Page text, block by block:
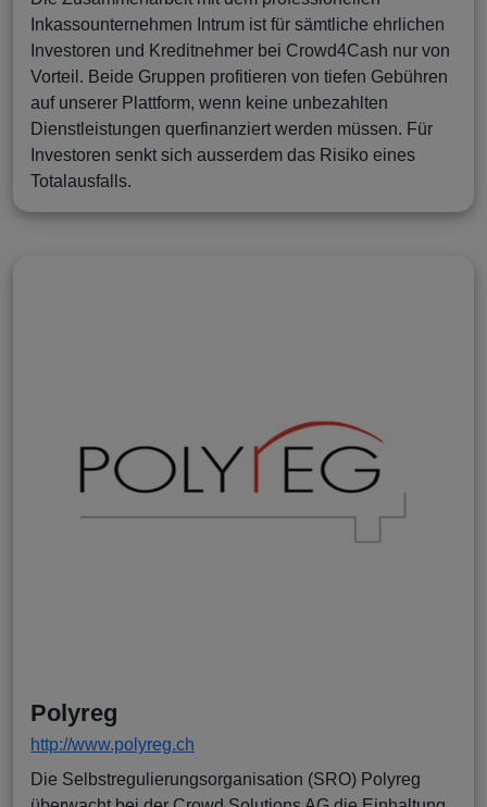
Inkassounternehmen Intrum ist für sämtliche ehrlichen
Investoren und Kreditnehmer bei Crowd4Cash nur von
Vorteil. Beide Gruppen profitieren von tiefen Gebühren
auf unserer Plattform, wenn keine unbezahlten
Dienstleistungen querfinanziert werden müssen. Für
Investoren senkt sich ausserdem das Risiko eines
Totalausfalls.
Polyreg
http://www.polyreg.ch
Die Selbstregulierungsorganisation (SRO) Polyreg